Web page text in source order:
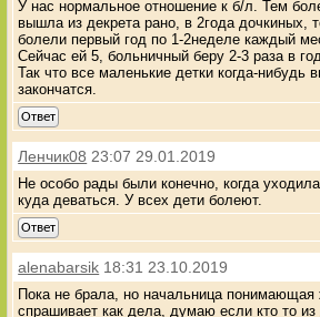
У нас нормальное отношение к б/л. Тем
вышла из декрета рано, в 2года дочкиных,
болели первый год по 1-2неделе каждый
Сейчас ей 5, больничный беру 2-3 раза в год.
Так что все маленькие детки когда-нибудь
закончатся.
Ответ
Ленчик08 23:07 29.01.2019
Не особо рады были конечно, когда
куда деваться. У всех дети болеют.
Ответ
alenabarsik 18:31 23.10.2019
Пока не брала, но начальница понимающая
спрашивает как дела, думаю если кто то из